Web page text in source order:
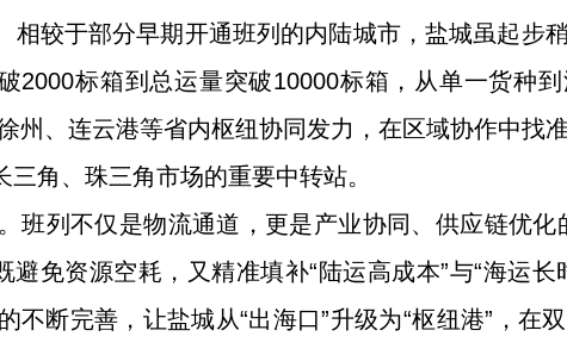
相较于部分早期开通班列的内陆城市，盐城虽起步
2000标箱到总运量突破10000标箱，从单一货种
州、连云港等省内枢纽协同发力，在区域协作中找
角、珠三角市场的重要中转站。
班列不仅是物流通道，更是产业协同、供应链优化
免资源空耗，又精准填补“陆运高成本”与“海运长
不断完善，让盐城从“出海口”升级为“枢纽港”，在